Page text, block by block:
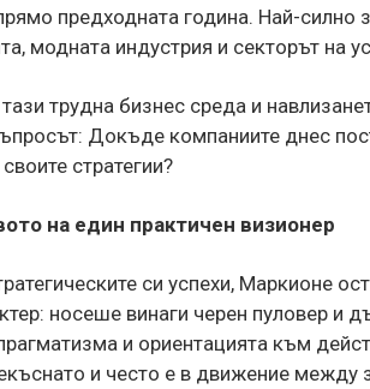
предходната година. Най-силно
модната индустрия и секторът на
трудна бизнес среда и
Докъде компаниите днес
стратегии?
на един практичен визионер
си успехи, Маркионе
носеше винаги черен пуловер и
и ориентацията към
и често е в движение между